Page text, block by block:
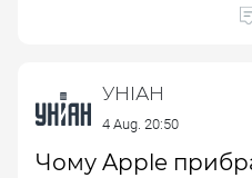
УНІАН
4 Aug. 20:50
Чому Apple